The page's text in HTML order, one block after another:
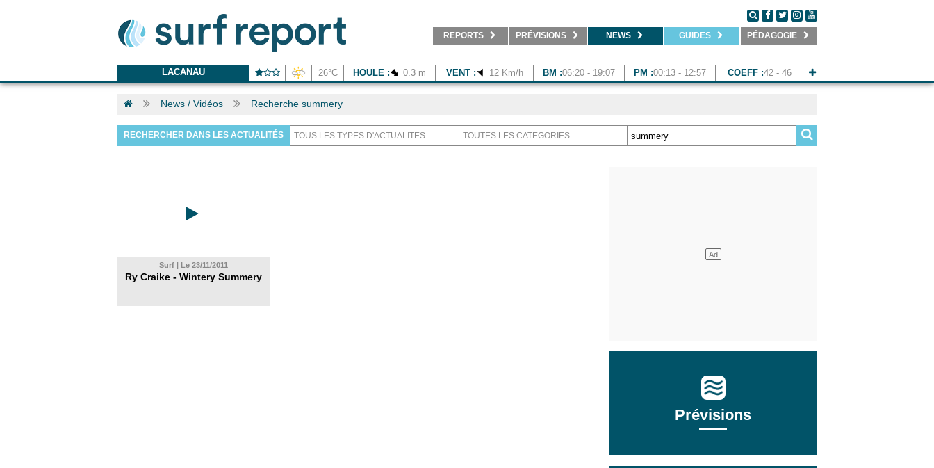
REPORTS PRÉVISIONS NEWS GUIDES PÉDAGOGIE
LACANAU 26°C HOULE : 0.3 m VENT : 12 Km/h BM :06:20 - 19:07 PM :00:13 - 12:57 COEFF :42 - 46
News / Vidéos Recherche summery
RECHERCHER DANS LES ACTUALITÉS
Surf | Le 23/11/2011
Ry Craike - Wintery Summery
Prévisions